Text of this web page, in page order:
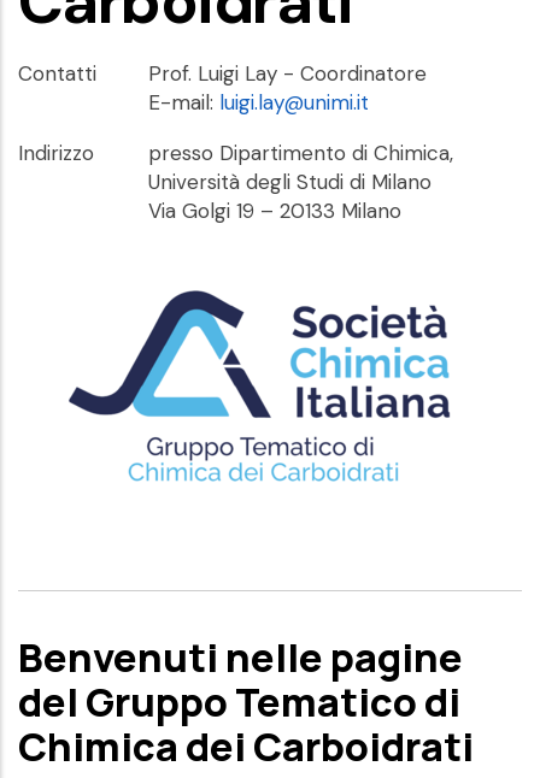
Contatti
Prof. Luigi Lay - Coordinatore
E-mail: luigi.lay@unimi.it
Indirizzo
presso Dipartimento di Chimica,
Università degli Studi di Milano
Via Golgi 19 – 20133 Milano
Benvenuti nelle pagine
del Gruppo Tematico di
Chimica dei Carboidrati